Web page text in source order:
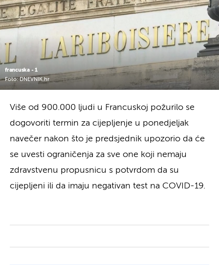
francuska - 1
Foto: DNEVNIK.hr
Više od 900.000 ljudi u Francuskoj požurilo se
dogovoriti termin za cijepljenje u ponedjeljak
navečer nakon što je predsjednik upozorio da će
se uvesti ograničenja za sve one koji nemaju
zdravstvenu propusnicu s potvrdom da su
cijepljeni ili da imaju negativan test na COVID-19.